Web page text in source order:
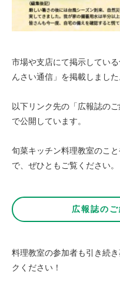
市場や支店にて掲示してい
んさい通信」を掲載しました
以下リンク先の「広報誌の
で公開しています。
旬菜キッチン料理教室のこ
で、ぜひともご覧ください。
広報誌の
料理教室の参加者も引き続
クください！